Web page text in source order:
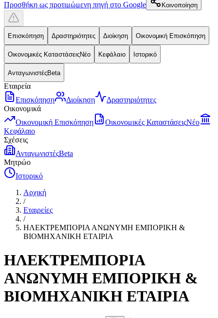
Προσθήκη ως προτιμώμενη πηγή στο Google Κοινοποίηση
Επισκόπηση Δραστηριότητες Διοίκηση Οικονομική Επισκόπηση
Οικονομικές ΚαταστάσειςΝέο Κεφάλαιο Ιστορικό
ΑνταγωνιστέςBeta
Εταιρεία
Επισκόπηση
Διοίκηση
Δραστηριότητες
Οικονομικά
Οικονομική Επισκόπηση
Οικονομικές ΚαταστάσειςΝέο
Κεφάλαιο
Σχέσεις
ΑνταγωνιστέςBeta
Μητρώο
Ιστορικό
Αρχική
/
Εταιρείες
/
ΗΛΕΚΤΡΕΜΠΟΡΙΑ ΑΝΩΝΥΜΗ ΕΜΠΟΡΙΚΗ &
ΒΙΟΜΗΧΑΝΙΚΗ ΕΤΑΙΡΙΑ
ΗΛΕΚΤΡΕΜΠΟΡΙΑ
ΑΝΩΝΥΜΗ ΕΜΠΟΡΙΚΗ &
ΒΙΟΜΗΧΑΝΙΚΗ ΕΤΑΙΡΙΑ